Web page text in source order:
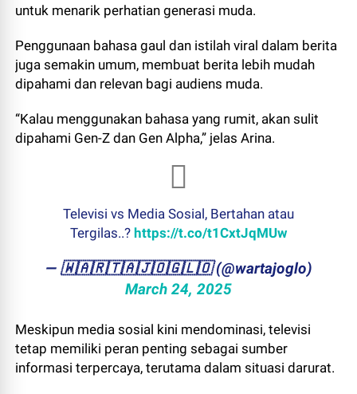
untuk menarik perhatian generasi muda.
Penggunaan bahasa gaul dan istilah viral dalam berita
juga semakin umum, membuat berita lebih mudah
dipahami dan relevan bagi audiens muda.
“Kalau menggunakan bahasa yang rumit, akan sulit
dipahami Gen-Z dan Gen Alpha,” jelas Arina.
Televisi vs Media Sosial, Bertahan atau
Tergilas..? https://t.co/t1CxtJqMUw
— ​🇼​​🇦​​🇷​​🇹​​🇦​​🇯​​🇴​​🇬​​🇱​​🇴 (@wartajoglo)
March 24, 2025
Meskipun media sosial kini mendominasi, televisi
tetap memiliki peran penting sebagai sumber
informasi terpercaya, terutama dalam situasi darurat.